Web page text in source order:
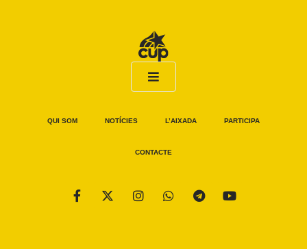
QUI SOM NOTÍCIES L’AIXADA PARTICIPA
CONTACTE